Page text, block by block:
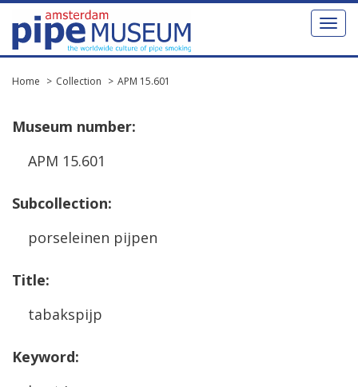
Toggle
Home Collection APM 15.601
Museum number:
APM 15.601
Subcollection:
porseleinen pijpen
Title:
tabakspijp
Keyword: